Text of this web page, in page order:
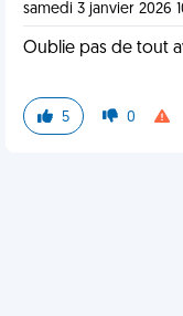
samedi 3 janvier 2026
Oublie pas de tout
5 0